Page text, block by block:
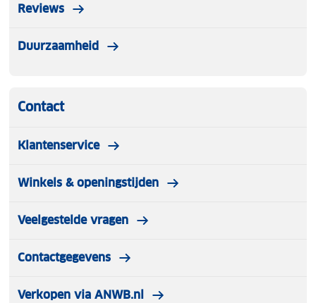
Reviews
Duurzaamheid
Contact
Klantenservice
Winkels & openingstijden
Veelgestelde vragen
Contactgegevens
Verkopen via ANWB.nl